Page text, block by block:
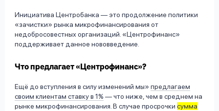
Инициатива Центробанка — это продолжение политики
«зачистки» рынка микрофинансирования от
недобросовестных организаций. «Центрофинанс»
поддерживает данное нововведение.
Что предлагает «Центрофинанс»?
Ещё до вступления в силу изменений мы» предлагаем
своим клиентам ставку в 1% — что ниже, чем в среднем на
рынке микрофинансирования. В случае просрочки сумма